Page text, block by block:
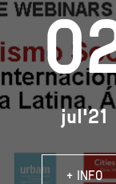
jul'21
+ INFO